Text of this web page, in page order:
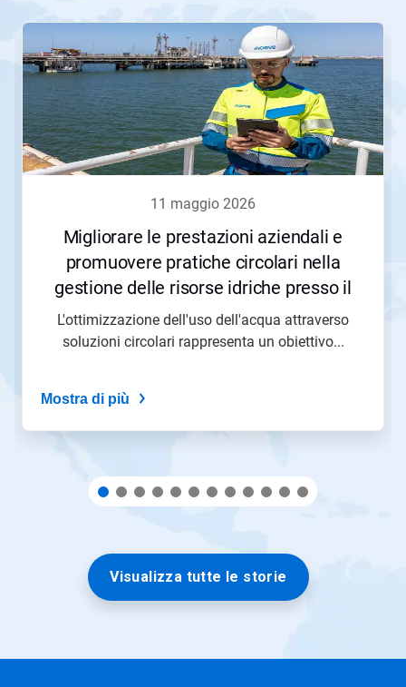
Questa
una
presentazione.
Utilizza
pulsanti
Seguente
Precedente
direttamente
11 maggio 2026
Migliorare le prestazioni aziendali e
promuovere pratiche circolari nella
gestione delle risorse idriche presso il
Parco Energetico di San Roque di Moeve
L'ottimizzazione dell'uso dell'acqua attraverso
soluzioni circolari rappresenta un obiettivo...
Mostra di più
Visualizza tutte le storie